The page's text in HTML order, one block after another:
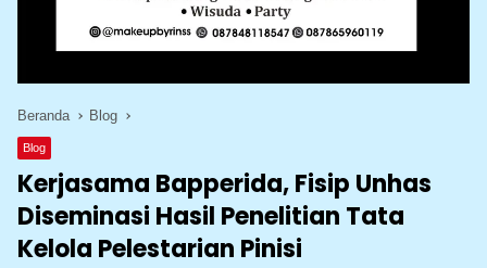
Beranda Blog
Blog
Kerjasama Bapperida, Fisip Unhas
Diseminasi Hasil Penelitian Tata
Kelola Pelestarian Pinisi